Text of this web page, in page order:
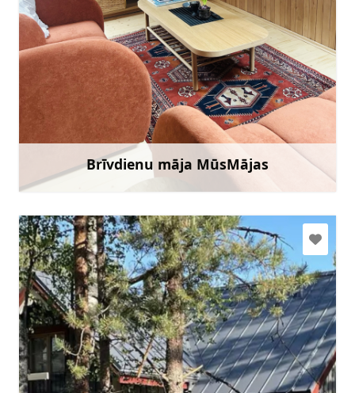
Brīvdienu māja MūsMājas
k.vika@inbox.lv
+371 28342499
Doties
Uzzināt vairāk